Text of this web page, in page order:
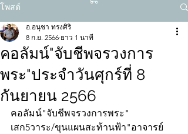
โพสต์
คอลัมน์"จับชีพจรวงการ
พระ"ประจำวันศุกร์ที่ 8
กันยายน 2566
อ.อนุชา ทรงศิริ
8 ก.ย. 2566 ยาว 1 นาที
คอลัมน์"จับชีพจรวงการพระ"
เสก5วาระ/ขุนแผนสะท้านฟ้า"อาจารย์